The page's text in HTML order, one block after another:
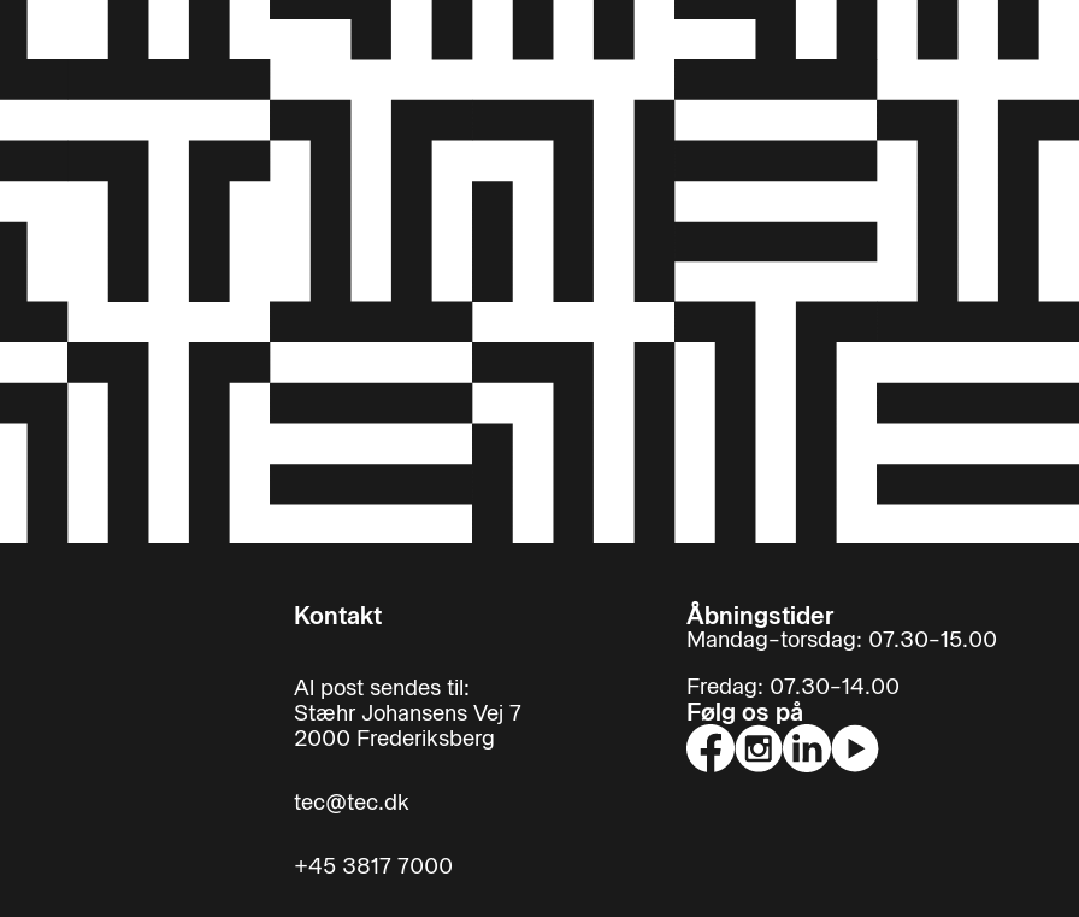
Kontakt
Al post sendes til:
Stæhr Johansens Vej 7
2000 Frederiksberg
tec@tec.dk
+45 3817 7000
Åbningstider
Mandag–torsdag: 07.30–15.00
Fredag: 07.30–14.00
Følg os på